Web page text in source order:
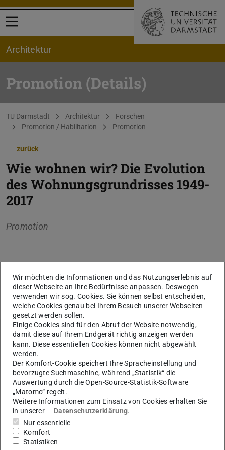
Menü öffnen
Architektur
Promotion (Details)
Sie befinden sich hier:
TU Darmstadt Architektur
Forschen
Promotion / Habilitation
Promotion
zurück
Wie wohnen wir? Die Evolution
des Wohnungsgrundrisses 1949-
2017
Promotion
Kerndaten
KONTAKT
Weitere Daten
Ausgeschrieben am
30.01.2018
Angenommen am
30.01.2018
Fachgruppe
Gebäudeplanung (Fachgruppe D)
Wir möchten die Informationen und das Nutzungserlebnis auf
dieser Webseite an Ihre Bedürfnisse anpassen. Deswegen
verwenden wir sog. Cookies. Sie können selbst entscheiden,
welche Cookies genau bei Ihrem Besuch unserer Webseiten
gesetzt werden sollen.
Einige Cookies sind für den Abruf der Website notwendig,
damit diese auf Ihrem Endgerät richtig anzeigen werden
kann. Diese essentiellen Cookies können nicht abgewählt
werden.
Der Komfort-Cookie speichert Ihre Spracheinstellung und
bevorzugte Suchmaschine, während „Statistik“ die
Auswertung durch die Open-Source-Statistik-Software
„Matomo“ regelt.
Weitere Informationen zum Einsatz von Cookies erhalten Sie
in unserer
Datenschutzerklärung.
Nur essentielle
Komfort
Statistiken